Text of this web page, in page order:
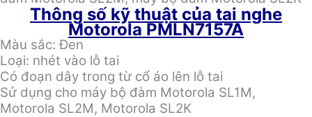
Thông số kỹ thuật của tai nghe
Motorola PMLN7157A
Màu sắc: Đen
Loại: nhét vào lỗ tai
Có đoạn dây trong từ cổ áo lên lỗ tai
Sử dụng cho máy bộ đàm Motorola SL1M,
Motorola SL2M, Motorola SL2K